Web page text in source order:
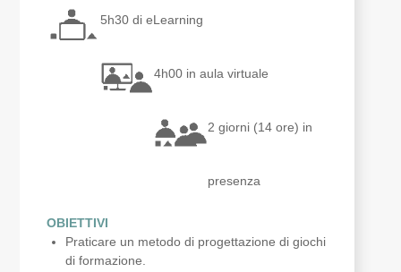
5h30 di eLearning
4h00 in aula virtuale
2 giorni (14 ore) in
presenza
OBIETTIVI
Praticare un metodo di progettazione di giochi
di formazione.